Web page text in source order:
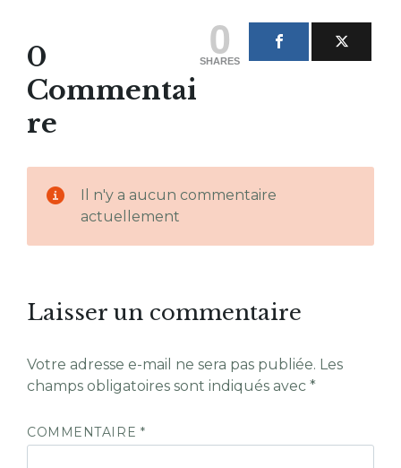
0
SHARES
0
Commentai
re
Il n'y a aucun commentaire
actuellement
Laisser un commentaire
Votre adresse e-mail ne sera pas publiée. Les
champs obligatoires sont indiqués avec *
COMMENTAIRE *